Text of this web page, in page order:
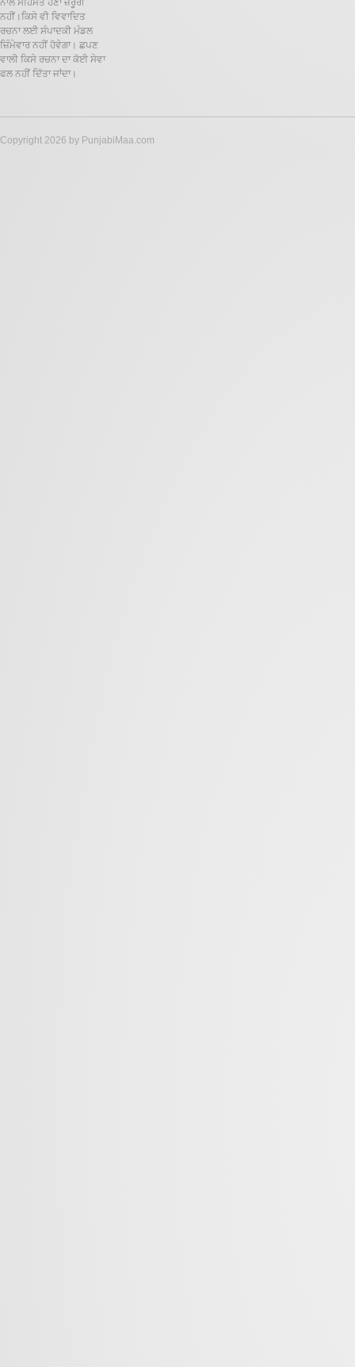
ਨਾਲ ਸਹਿਮਤ ਹੋਣਾ ਜ਼ਰੂਰੀ
ਨਹੀਂ।ਕਿਸੇ ਵੀ ਵਿਵਾਦਿਤ
ਰਚਨਾ ਲਈ ਸੰਪਾਦਕੀ ਮੰਡਲ
ਜ਼ਿੰਮੇਵਾਰ ਨਹੀਂ ਹੋਵੇਗਾ। ਛਪਣ
ਵਾਲੀ ਕਿਸੇ ਰਚਨਾ ਦਾ ਕੋਈ ਸੇਵਾ
ਫਲ ਨਹੀਂ ਦਿੱਤਾ ਜਾਂਦਾ।
Copyright 2026 by PunjabiMaa.com